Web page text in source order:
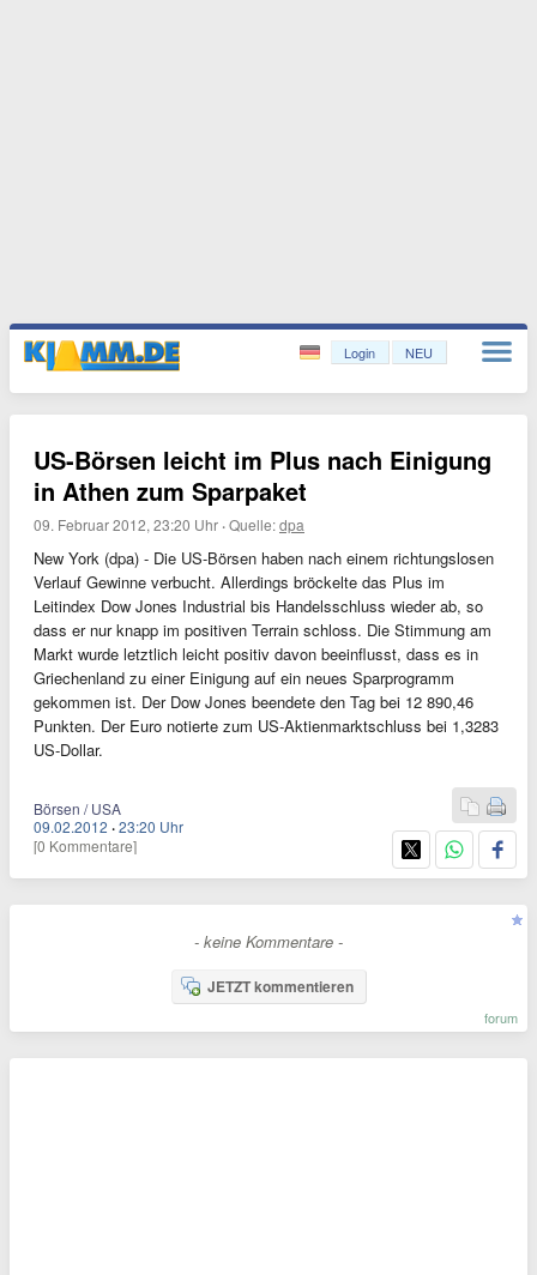
Login NEU
US-Börsen leicht im Plus nach Einigung
in Athen zum Sparpaket
09. Februar 2012, 23:20 Uhr ·Quelle:dpa
New York (dpa) - Die US-Börsen haben nach einem richtungslosen
Verlauf Gewinne verbucht. Allerdings bröckelte das Plus im
Leitindex Dow Jones Industrial bis Handelsschluss wieder ab, so
dass er nur knapp im positiven Terrain schloss. Die Stimmung am
Markt wurde letztlich leicht positiv davon beeinflusst, dass es in
Griechenland zu einer Einigung auf ein neues Sparprogramm
gekommen ist. Der Dow Jones beendete den Tag bei 12 890,46
Punkten. Der Euro notierte zum US-Aktienmarktschluss bei 1,3283
US-Dollar.
Börsen / USA
09.02.2012 ·23:20 Uhr
[0 Kommentare]
- keine Kommentare -
JETZT kommentieren
forum